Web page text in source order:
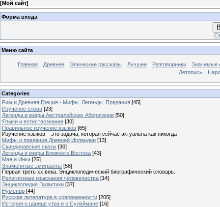
[Мой сайт]
Форма входа
Меню сайта
Главная Древнее Эпические рассказы Лучшее Разговорники
Значимые
Летопись
Categories
Рим и Древняя Греция - Мифы. Легенды. Предания [45]
Изучение слова [23]
Легенды и мифы Австралийских Аборигенов [50]
Языки и естествознание [30]
Правильное изучение языков [65]
Изучение языков – это задача, которая сейчас актуальна как никогда
Мифы и предания Древней Ирландии [13]
Скандинавские сказы [30]
Легенды и мифы Ближнего Востока [43]
Мая и Инки [25]
Знаменитые эмигранты [58]
Первая треть xx века. Энциклопедический биографический словарь.
Религиозные изыскания человечества [14]
Энциклопедия Галактики [37]
Нуменор [44]
Русская литература в современности [205]
История о царице утра и о Сулеймане [16]